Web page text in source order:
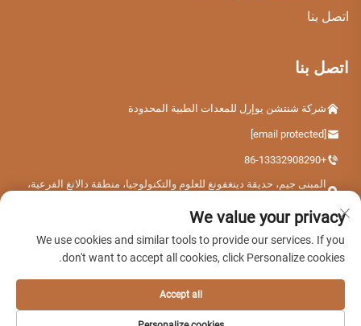
اتصل بنا
اتصل بنا
شركة شنتشن يوإرل للمعدات الطبية المحدودة
+86-13332908290
المبنى جيم، حديقة دينغفونغ للعلوم والتكنولوجيا، منطقة دالانغ الفرعية،
سياسة الخصوصية
We value your privacy
We use cookies and similar tools to provide our services. If you
don't want to accept all cookies, click Personalize cookies.
Accept all